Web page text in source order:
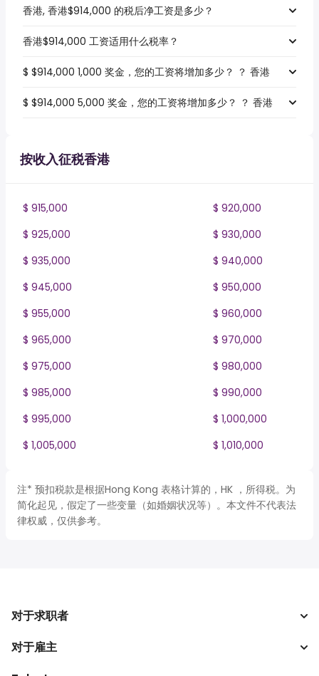
香港, 香港$914,000 的税后净工资是多少？
香港$914,000 工资适用什么税率？
$ $914,000 1,000 奖金，您的工资将增加多少？ ？ 香港
$ $914,000 5,000 奖金，您的工资将增加多少？ ？ 香港
按收入征税香港
$ 915,000
$ 920,000
$ 925,000
$ 930,000
$ 935,000
$ 940,000
$ 945,000
$ 950,000
$ 955,000
$ 960,000
$ 965,000
$ 970,000
$ 975,000
$ 980,000
$ 985,000
$ 990,000
$ 995,000
$ 1,000,000
$ 1,005,000
$ 1,010,000
注* 预扣税款是根据Hong Kong 表格计算的，HK ，所得税。为
简化起见，假定了一些变量（如婚姻状况等）。本文件不代表法
律权威，仅供参考。
对于求职者
搜索工作
对于雇主